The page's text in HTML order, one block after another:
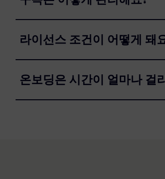
라이선스 조건이 어떻게 돼
온보딩은 시간이 얼마나 걸